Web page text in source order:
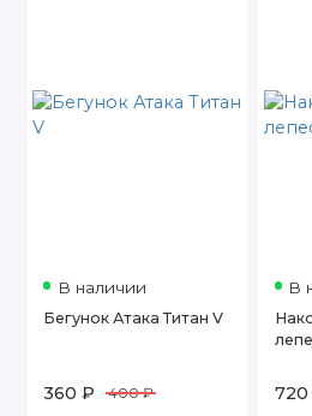
В наличии
Бегунок Атака Титан V
360 ₽ 400 ₽
В
720